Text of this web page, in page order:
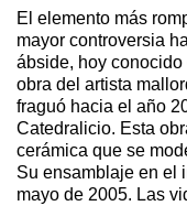
El elemento más
mayor controversia
ábside, hoy
obra del artista
fraguó hacia el año
Catedralicio. Esta
cerámica que se
Su ensamblaje en el
mayo de 2005. Las